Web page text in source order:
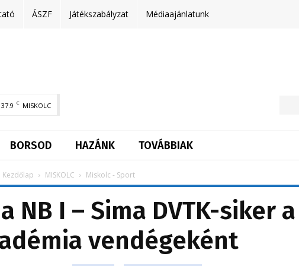
ÁSZF Játékszabályzat Médiaajánlatunk
37.9 C MISKOLC
BORSOD HAZÁNK TOVÁBBIAK
Kezdőlap MISKOLC Miskolc - Sport
NB I – Sima DVTK-siker a
vendégeként